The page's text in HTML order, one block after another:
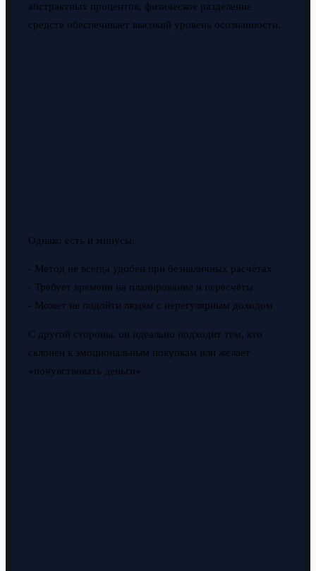
абстрактных процентов, физическое разделение
средств обеспечивает высокий уровень осознанности.
Однако есть и минусы:
- Метод не всегда удобен при безналичных расчётах
- Требует времени на планирование и пересчёты
- Может не подойти людям с нерегулярным доходом
С другой стороны, он идеально подходит тем, кто
склонен к эмоциональным покупкам или желает
«почувствовать деньги».